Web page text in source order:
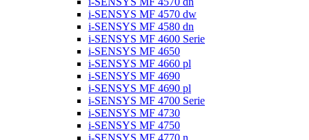
i-SENSYS MF 4570 dw
i-SENSYS MF 4580 dn
i-SENSYS MF 4600 Serie
i-SENSYS MF 4650
i-SENSYS MF 4660 pl
i-SENSYS MF 4690
i-SENSYS MF 4690 pl
i-SENSYS MF 4700 Serie
i-SENSYS MF 4730
i-SENSYS MF 4750
i-SENSYS MF 4770 n